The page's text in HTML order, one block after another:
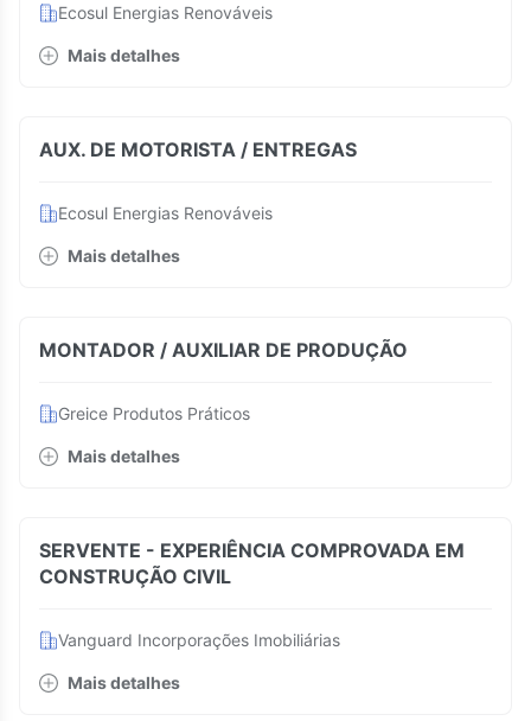
Ecosul Energias Renováveis
Mais detalhes
AUX. DE MOTORISTA / ENTREGAS
Ecosul Energias Renováveis
Mais detalhes
MONTADOR / AUXILIAR DE PRODUÇÃO
Greice Produtos Práticos
Mais detalhes
SERVENTE - EXPERIÊNCIA COMPROVADA EM
CONSTRUÇÃO CIVIL
Vanguard Incorporações Imobiliárias
Mais detalhes